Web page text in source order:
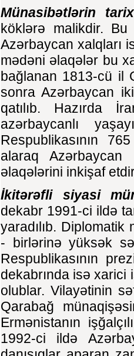
Münasibətlərin
köklərə malikdir.
Azərbaycan xalqları
mədəni əlaqələr bu
bağlanan 1813-cü il
sonra Azərbaycan
qatılıb. Hazırda
azərbaycanlı
Respublikasının
alaraq Azərbaycan
əlaqələrini inkişaf
İkitərəfli siyasi
dekabr 1991-ci ildə
yaradılıb.
- birlərinə yüksək
Respublikasının
dekabrında isə
olublar. Vilayətinin
Qarabağ
Ermənistanın
1992-ci ildə